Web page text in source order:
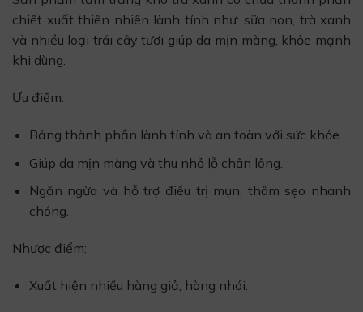
chiết xuất thiên nhiên lành tính như: sữa non, trà xanh
và nhiều loại trái cây tươi giúp da mịn màng, khỏe mạnh
khi dùng.
Ưu điểm:
Bảng thành phần lành tính và an toàn với sức khỏe.
Giúp da mịn màng và thu nhỏ lỗ chân lông.
Ngăn ngừa và hỗ trợ điều trị mụn, thâm sẹo nhanh
chóng.
Nhược điểm:
Xuất hiện nhiều hàng giả, hàng nhái.